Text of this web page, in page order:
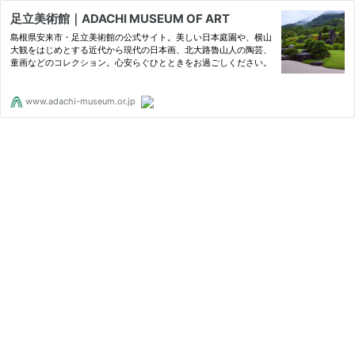
足立美術館｜ADACHI MUSEUM OF ART
島根県安来市・足立美術館の公式サイト。美しい日本庭園や、横山
大観をはじめとする近代から現代の日本画、北大路魯山人の陶芸、
童画などのコレクション。心安らぐひとときをお過ごしください。
www.adachi-museum.or.jp